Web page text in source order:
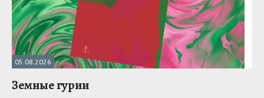
05.08.2026
Земные гурии